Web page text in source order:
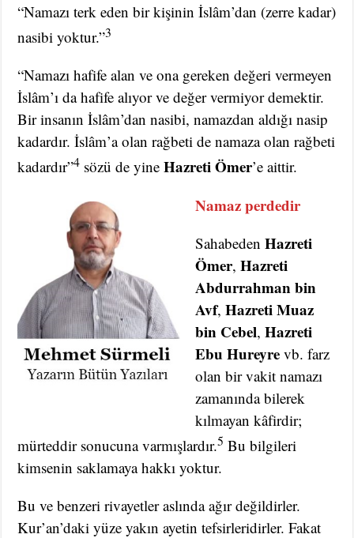
“Namazı terk eden bir kişinin İslâm’dan (zerre kadar)
nasibi yoktur.”3
“Namazı hafife alan ve ona gereken değeri vermeyen
İslâm’ı da hafife alıyor ve değer vermiyor demektir.
Bir insanın İslâm’dan nasibi, namazdan aldığı nasip
kadardır. İslâm’a olan rağbeti de namaza olan rağbeti
kadardır”4 sözü de yineHazreti Ömer’e aittir.
Namaz perdedir
SahabedenHazreti
Ömer,Hazreti
Abdurrahman bin
Avf,Hazreti Muaz
bin Cebel,Hazreti
Ebu Hureyre vb. farz
olan bir vakit namazı
zamanında bilerek
kılmayan kâfirdir;
mürteddir sonucuna varmışlardır.5 Bu bilgileri
kimsenin saklamaya hakkı yoktur.
Bu ve benzeri rivayetler aslında ağır değildirler.
Kur’an’daki yüze yakın ayetin tefsirleridirler. Fakat